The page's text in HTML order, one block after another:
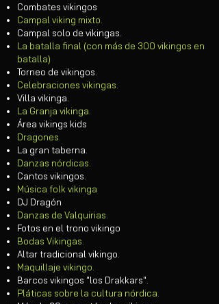
Combates vikingos
Campal viking mixto.
Campal solo de vikingas.
La batalla final (con más de 300 vikingos en
batalla)
​Torneo de vikingos.
Celebraciones vikingas.
Villa vikinga.
La Granja vikinga.
Área vikings kids
Dragones.
La gran taberna.
Danzas nórdicas.
Cantos vikingos.
Música folk vikinga
DJ Dragón
Danzas de Valquirias.
Fotos en el trono vikingo
Bodas Vikingas.
Altar tradicional vikingo.
Maquillaje vikingo.
Barcos vikingos "los Drakkars".
Pláticas sobre la cultura nórdica.